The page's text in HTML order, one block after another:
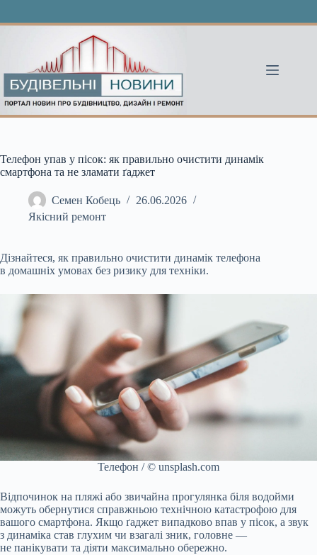
Телефон упав у пісок: як правильно очистити динамік
смартфона та не зламати ґаджет
Семен Кобець
26.06.2026
Якісний ремонт
Дізнайтеся, як правильно очистити динамік телефона
в домашніх умовах без ризику для техніки.
Телефон / © unsplash.com
Відпочинок на пляжі або звичайна прогулянка біля водойми
можуть обернутися справжньою технічною катастрофою для
вашого смартфона. Якщо ґаджет випадково впав у пісок, а звук
з динаміка став глухим чи взагалі зник, головне —
не панікувати та діяти максимально обережно.